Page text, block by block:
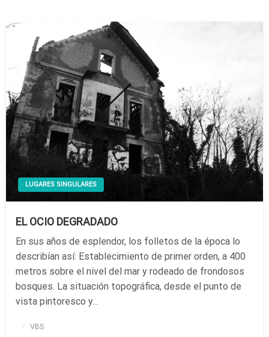
LUGARES SINGULARES
EL OCIO DEGRADADO
En sus años de esplendor, los folletos de la época lo
describían así: Establecimiento de primer orden, a 400
metros sobre el nivel del mar y rodeado de frondosos
bosques. La situación topográfica, desde el punto de
vista pintoresco y…
Publicado
VBS